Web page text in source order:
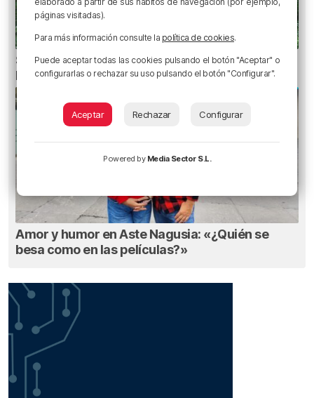
Senderos de Bizkaia: cinco rutas fáciles para
hacer con niños
Amor y humor en Aste Nagusia: «¿Quién se
besa como en las películas?»
páginas visitadas).
Para más información consulte la política de cookies.
Puede aceptar todas las cookies pulsando el botón "Aceptar" o
configurarlas o rechazar su uso pulsando el botón "Configurar".
Aceptar Rechazar Configurar
Powered by Media Sector S.L.